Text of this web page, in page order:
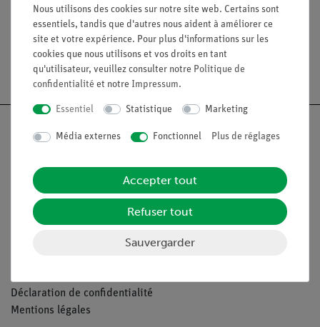
Livraison gratuite à partir de 300,- €.
Légal
Déclaration de confidentialité
Mentions légales
Nous utilisons des cookies sur notre site web. Certains sont
essentiels, tandis que d'autres nous aident à améliorer ce
site et votre expérience. Pour plus d'informations sur les
cookies que nous utilisons et vos droits en tant
qu'utilisateur, veuillez consulter notre Politique de
confidentialité et notre Impressum.
Essentiel Statistique Marketing
Média externes Fonctionnel Plus de réglages
Accepter tout
Refuser tout
Sauvergarder